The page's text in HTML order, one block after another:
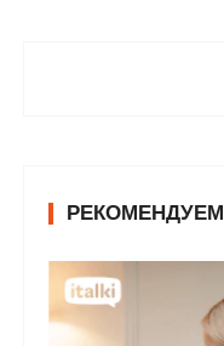
РЕКОМЕНДУЕМ